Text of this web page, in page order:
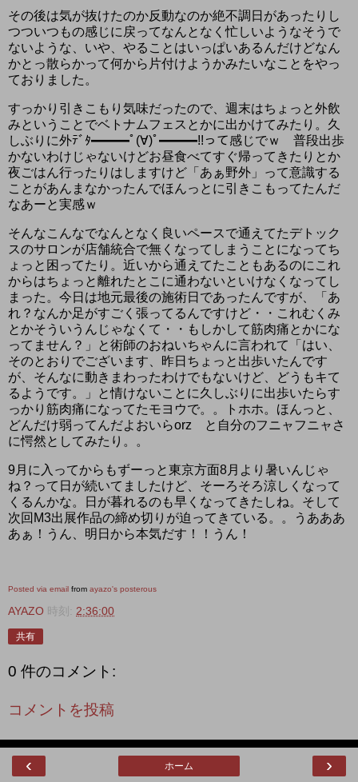
その後は気が抜けたのか反動なのか絶不調日があったりし
つついつもの感じに戻ってなんとなく忙しいようなそうで
ないような、いや、やることはいっぱいあるんだけどなん
かとっ散らかって何から片付けようかみたいなことをやっ
ておりました。
すっかり引きこもり気味だったので、週末はちょっと外飲
みということでベトナムフェスとかに出かけてみたり。久
しぶりに外ﾃﾞﾀ━━━ﾟ(∀)ﾟ━━━!!って感じでｗ 普段出歩
かないわけじゃないけどお昼食べてすぐ帰ってきたりとか
夜ごはん行ったりはしますけど「あぁ野外」って意識する
ことがあんまなかったんでほんっとに引きこもってたんだ
なあーと実感ｗ
そんなこんなでなんとなく良いペースで通えてたデトック
スのサロンが店舗統合で無くなってしまうことになってち
ょっと困ってたり。近いから通えてたこともあるのにこれ
からはちょっと離れたとこに通わないといけなくなってし
まった。今日は地元最後の施術日であったんですが、「あ
れ？なんか足がすごく張ってるんですけど・・これむくみ
とかそういうんじゃなくて・・もしかして筋肉痛とかにな
ってません？」と術師のおねいちゃんに言われて「はい、
そのとおりでございます、昨日ちょっと出歩いたんです
が、そんなに動きまわったわけでもないけど、どうもキて
るようです。」と情けないことに久しぶりに出歩いたらす
っかり筋肉痛になってたモヨウで。。トホホ。ほんっと、
どんだけ弱ってんだよおいらorz と自分のフニャフニャさ
に愕然としてみたり。。
9月に入ってからもずーっと東京方面8月より暑いんじゃ
ね？って日が続いてましたけど、そーろそろ涼しくなって
くるんかな。日が暮れるのも早くなってきたしね。そして
次回M3出展作品の締め切りが迫ってきている。。うあああ
あぁ！うん、明日から本気だす！！うん！
Posted via email from ayazo's posterous
AYAZO 時刻: 2:36:00
共有
0 件のコメント:
コメントを投稿
‹ ›
ホーム